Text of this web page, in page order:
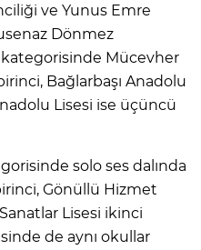
ve Yunus Emre
Dönmez
Mücevher
Bağlarbaşı Anadolu
Lisesi ise üçüncü
solo ses dalında
Gönüllü Hizmet
Lisesi ikinci
de aynı okullar